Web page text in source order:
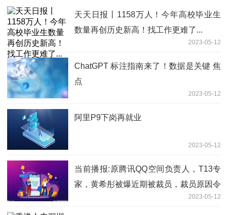
天天日报丨1158万人！今年高校毕业生
数量再创历史新高！找工作更难了...
2023-05-12
ChatGPT 标注指南来了！数据是关键 焦
点
2023-05-12
阿里P9下岗再就业
2023-05-12
当前播报:原腾讯QQ空间负责人，T13专
家，黄希彤被爆近期被裁员，裁员原因令
2023-05-12